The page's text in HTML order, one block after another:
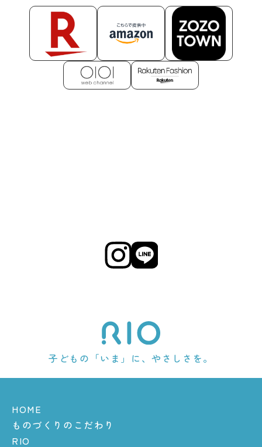
子どもの「いま」に、やさしさを。
HOME
ものづくりのこだわり
RIO